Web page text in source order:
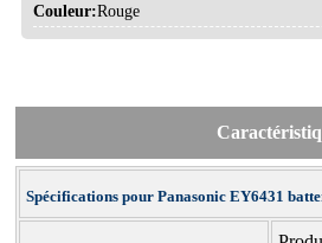
Couleur:Rouge
Spécifications pour Panasonic EY6431